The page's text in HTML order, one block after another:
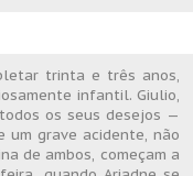
trinta e três anos,
infantil. Giulio,
os seus desejos —
um grave acidente, não
de ambos, começam a